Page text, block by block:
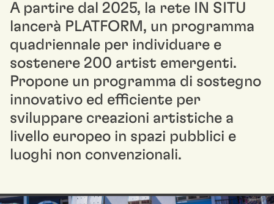
A partire dal 2025, la rete IN SITU
lancerà PLATFORM, un programma
quadriennale per individuare e
sostenere 200 artist emergenti.
Propone un programma di sostegno
innovativo ed efficiente per
sviluppare creazioni artistiche a
livello europeo in spazi pubblici e
luoghi non convenzionali.